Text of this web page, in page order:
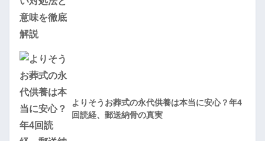
よりそうお葬式の永代供養は本当に安心？年4
回読経、郵送納骨の真実